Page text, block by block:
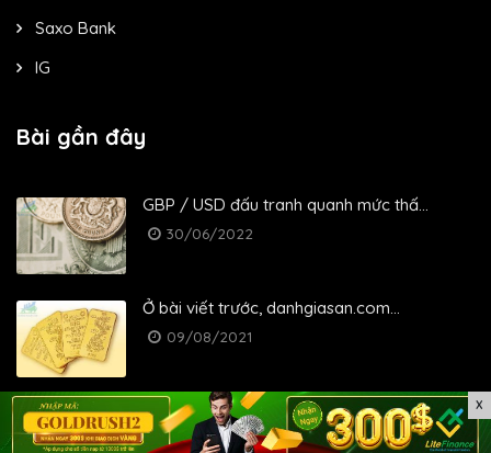
Saxo Bank
IG
Bài gần đây
GBP / USD đấu tranh quanh mức thấ...
30/06/2022
Ở bài viết trước, danhgiasan.com...
09/08/2021
Menu
X